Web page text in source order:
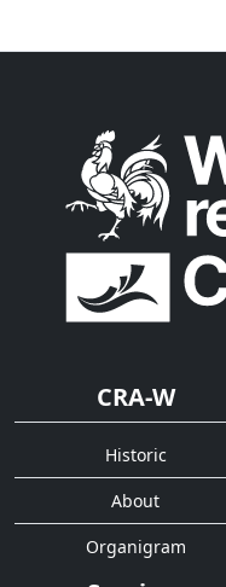
CRA-W
Historic
About
Organigram